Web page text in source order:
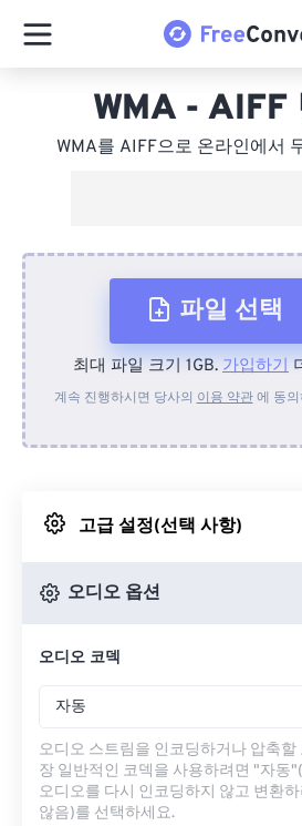
WMA - AIFF
WMA를 AIFF으로 온라인에서
파일 선택
장치에서
Google 드라이
최대 파일 크기 1GB. 가입하기
계속 진행하시면 당사의 이용 약관에 동의
고급 설정(선택 사항)
오디오 옵션
오디오 코덱
자동
오디오 스트림을 인코딩하거나 압축
장 일반적인 코덱을 사용하려면 "자동
오디오를 다시 인코딩하지 않고 변환
않음)를 선택하세요.